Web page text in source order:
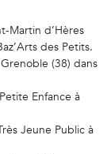
Martin d’Hères
des Petits.
(38) dans
Enfance à
Jeune Public à